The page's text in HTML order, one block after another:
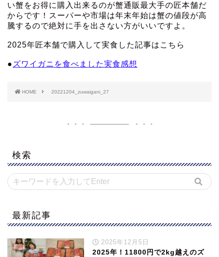
い蟹をお得に購入出来るのが蟹通販最大手の匠本舗だ
からです！スーパーや市場は年末年始は蟹の値段が高
騰するので絶対に手を出さない方がいいですよ。
2025年匠本舗で購入して実食した記事はこちら
● ズワイガニを食べました実食感想
HOME 20221204_zuwaigani_27
検索
最新記事
2025年12月5日
2025年！11800円で2kg越えのズ